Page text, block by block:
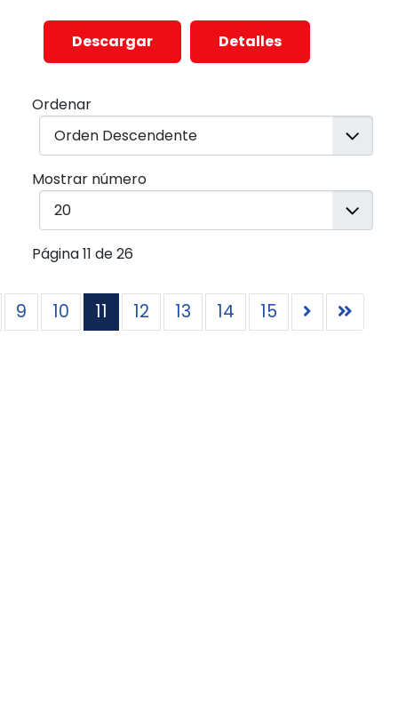
Descargar Detalles
Ordenar
Mostrar número
Página 11 de 26
9 10 11 12 13 14 15